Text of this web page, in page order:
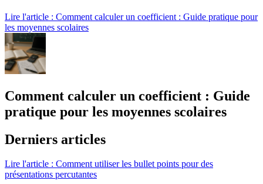
Lire l'article : Comment calculer un coefficient : Guide pratique pour
les moyennes scolaires
Comment calculer un coefficient : Guide
pratique pour les moyennes scolaires
Derniers articles
Lire l'article : Comment utiliser les bullet points pour des
présentations percutantes